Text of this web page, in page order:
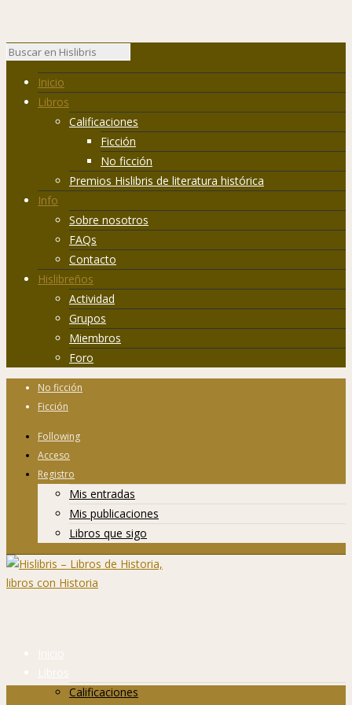
Inicio
Libros
Calificaciones
Ficción
No ficción
Premios Hislibris de literatura histórica
Info
Sobre nosotros
FAQs
Contacto
Hislibreños
Actividad
Grupos
Miembros
Foro
No ficción
Ficción
Following
Acceso
Registro
Mis entradas
Mis publicaciones
Libros que sigo
Inicio
Libros
Calificaciones